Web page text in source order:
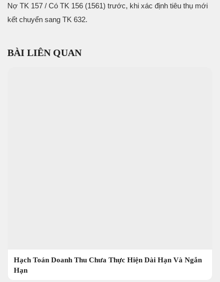
Nợ TK 157 / Có TK 156 (1561) trước, khi xác định tiêu thụ mới
kết chuyển sang TK 632.
BÀI LIÊN QUAN
Hạch Toán Doanh Thu Chưa Thực Hiện Dài Hạn Và Ngắn
Hạn